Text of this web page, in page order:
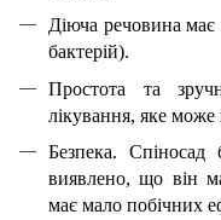
Діюча речовина
бактерій).
Простота та
лікування, яке може
Безпека. Спіносад
виявлено, що він
має мало побічних